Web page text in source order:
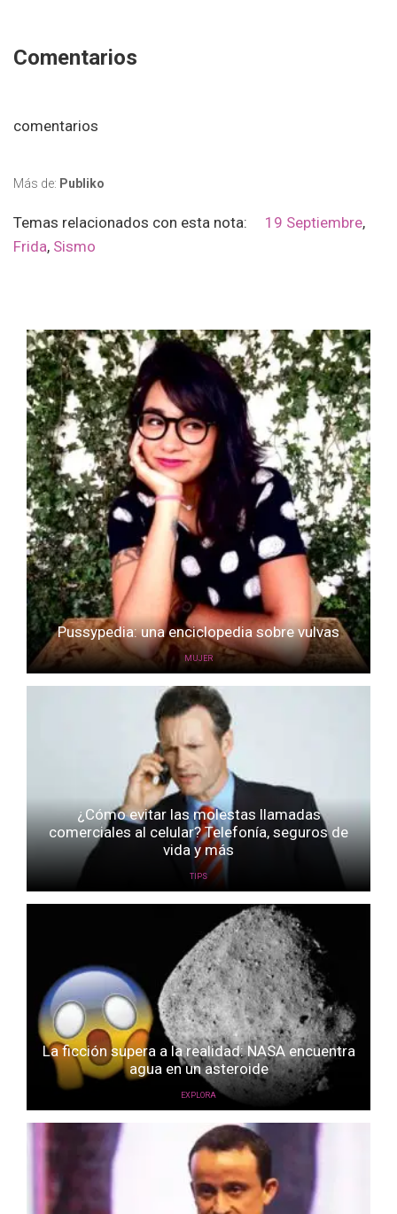
Comentarios
comentarios
Más de: Publiko
Temas relacionados con esta nota: 19 Septiembre,
Frida, Sismo
Pussypedia: una enciclopedia sobre vulvas
MUJER
¿Cómo evitar las molestas llamadas
comerciales al celular? Telefonía, seguros de
vida y más
TIPS
La ficción supera a la realidad: NASA encuentra
agua en un asteroide
EXPLORA